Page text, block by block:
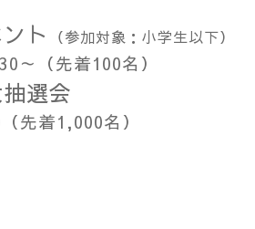
ト （参加対象：小学生以下）
～（先着100名）
選会
先着1,000名）